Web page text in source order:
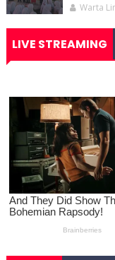
Warta
LIVE STREAMING